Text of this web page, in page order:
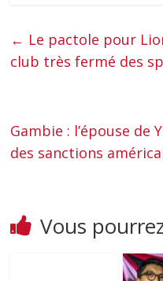
← Le pactole pour
club très fermé des
Gambie : l’épouse de
des sanctions
Vous